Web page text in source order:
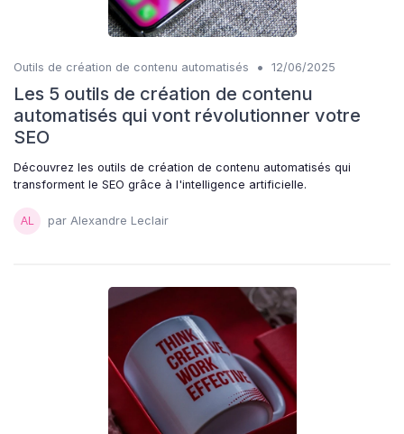
Outils de création de contenu automatisés • 12/06/2025
Les 5 outils de création de contenu
automatisés qui vont révolutionner votre
SEO
Découvrez les outils de création de contenu automatisés qui
transforment le SEO grâce à l'intelligence artificielle.
par Alexandre Leclair